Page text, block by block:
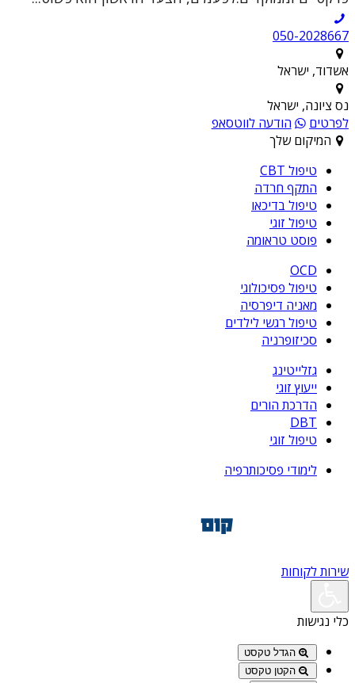
050-2028667
אשדוד, ישראל
נס ציונה, ישראל
לפרטים
הודעה לווטסאפ
המיקום שלך
טיפול CBT
התקף חרדה
טיפול בדיכאו
טיפול זוגי
פוסט טראומה
OCD
טיפול פסיכולוגי
מאניה דיפרסיה
טיפול רגשי לילדים
סכיזופרניה
גזלייטינג
ייעוץ זוגי
הדרכת הורים
DBT
טיפול זוגי
לימודי פסיכותרפיה
שירות לקוחות
כלי נגישות
הגדל טקסט
הקטן טקסט